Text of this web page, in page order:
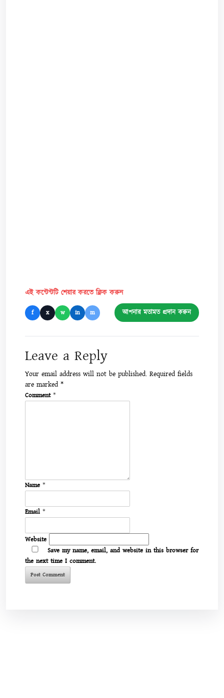
এই কন্টেন্টটি শেয়ার করতে ক্লিক করুন
f x w in m আপনার মতামত প্রদান করুন
Leave a Reply
Your email address will not be published. Required fields
are marked *
Comment *
Name *
Email *
Website
Save my name, email, and website in this browser for
the next time I comment.